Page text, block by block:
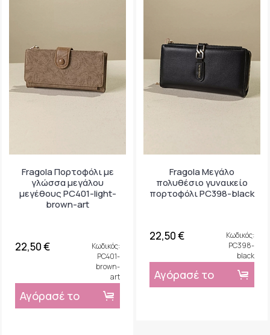
Fragola Πορτοφόλι με
γλώσσα μεγάλου
μεγέθους PC401-light-
brown-art
22,50 €
Κωδικός:
PC401-
brown-
art
Αγόρασέ το
Fragola Μεγάλο
πολυθέσιο γυναικείο
πορτοφόλι PC398-black
22,50 €
Κωδικός:
PC398-
black
Αγόρασέ το